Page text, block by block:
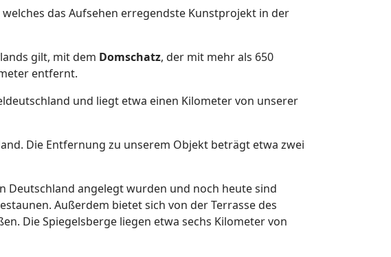
welches das Aufsehen erregendste Kunstprojekt in der
gilt, mit dem Domschatz, der mit mehr als 650
entfernt.
und liegt etwa einen Kilometer von unserer
Die Entfernung zu unserem Objekt beträgt etwa zwei
Deutschland angelegt wurden und noch heute sind
Außerdem bietet sich von der Terrasse des
Die Spiegelsberge liegen etwa sechs Kilometer von